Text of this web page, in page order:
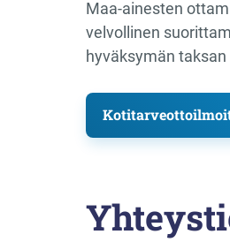
Maa-ainesten
velvollinen
hyväksymän